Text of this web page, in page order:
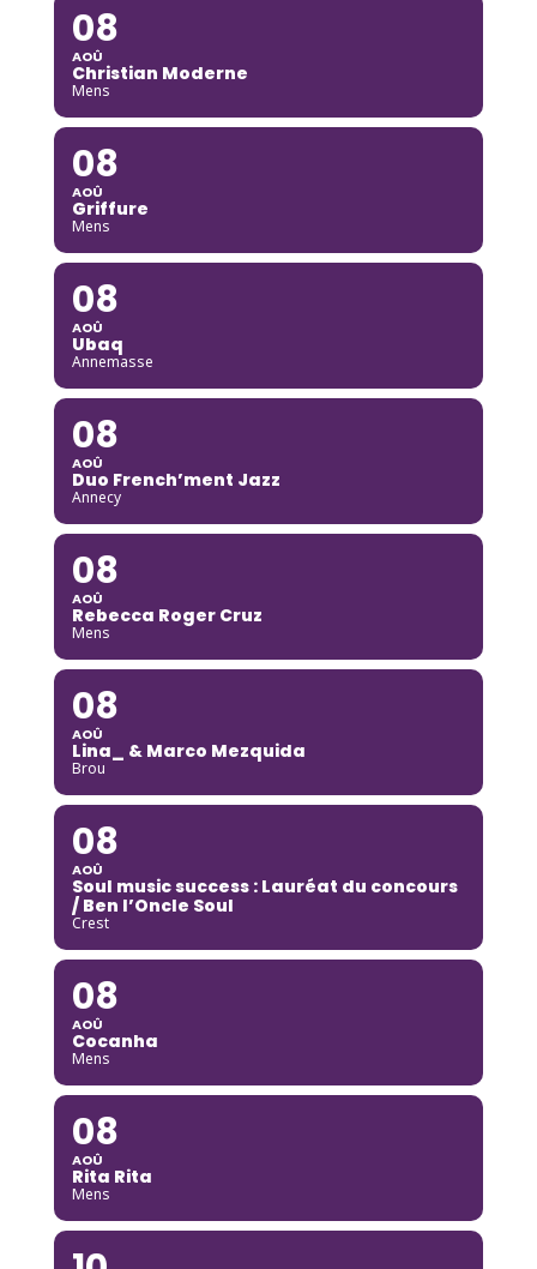
08
AOÛ
Christian Moderne
Mens
08
AOÛ
Griffure
Mens
08
AOÛ
Ubaq
Annemasse
08
AOÛ
Duo French’ment Jazz
Annecy
08
AOÛ
Rebecca Roger Cruz
Mens
08
AOÛ
Lina_ & Marco Mezquida
Brou
08
AOÛ
Soul music success : Lauréat du concours
/ Ben l’Oncle Soul
Crest
08
AOÛ
Cocanha
Mens
08
AOÛ
Rita Rita
Mens